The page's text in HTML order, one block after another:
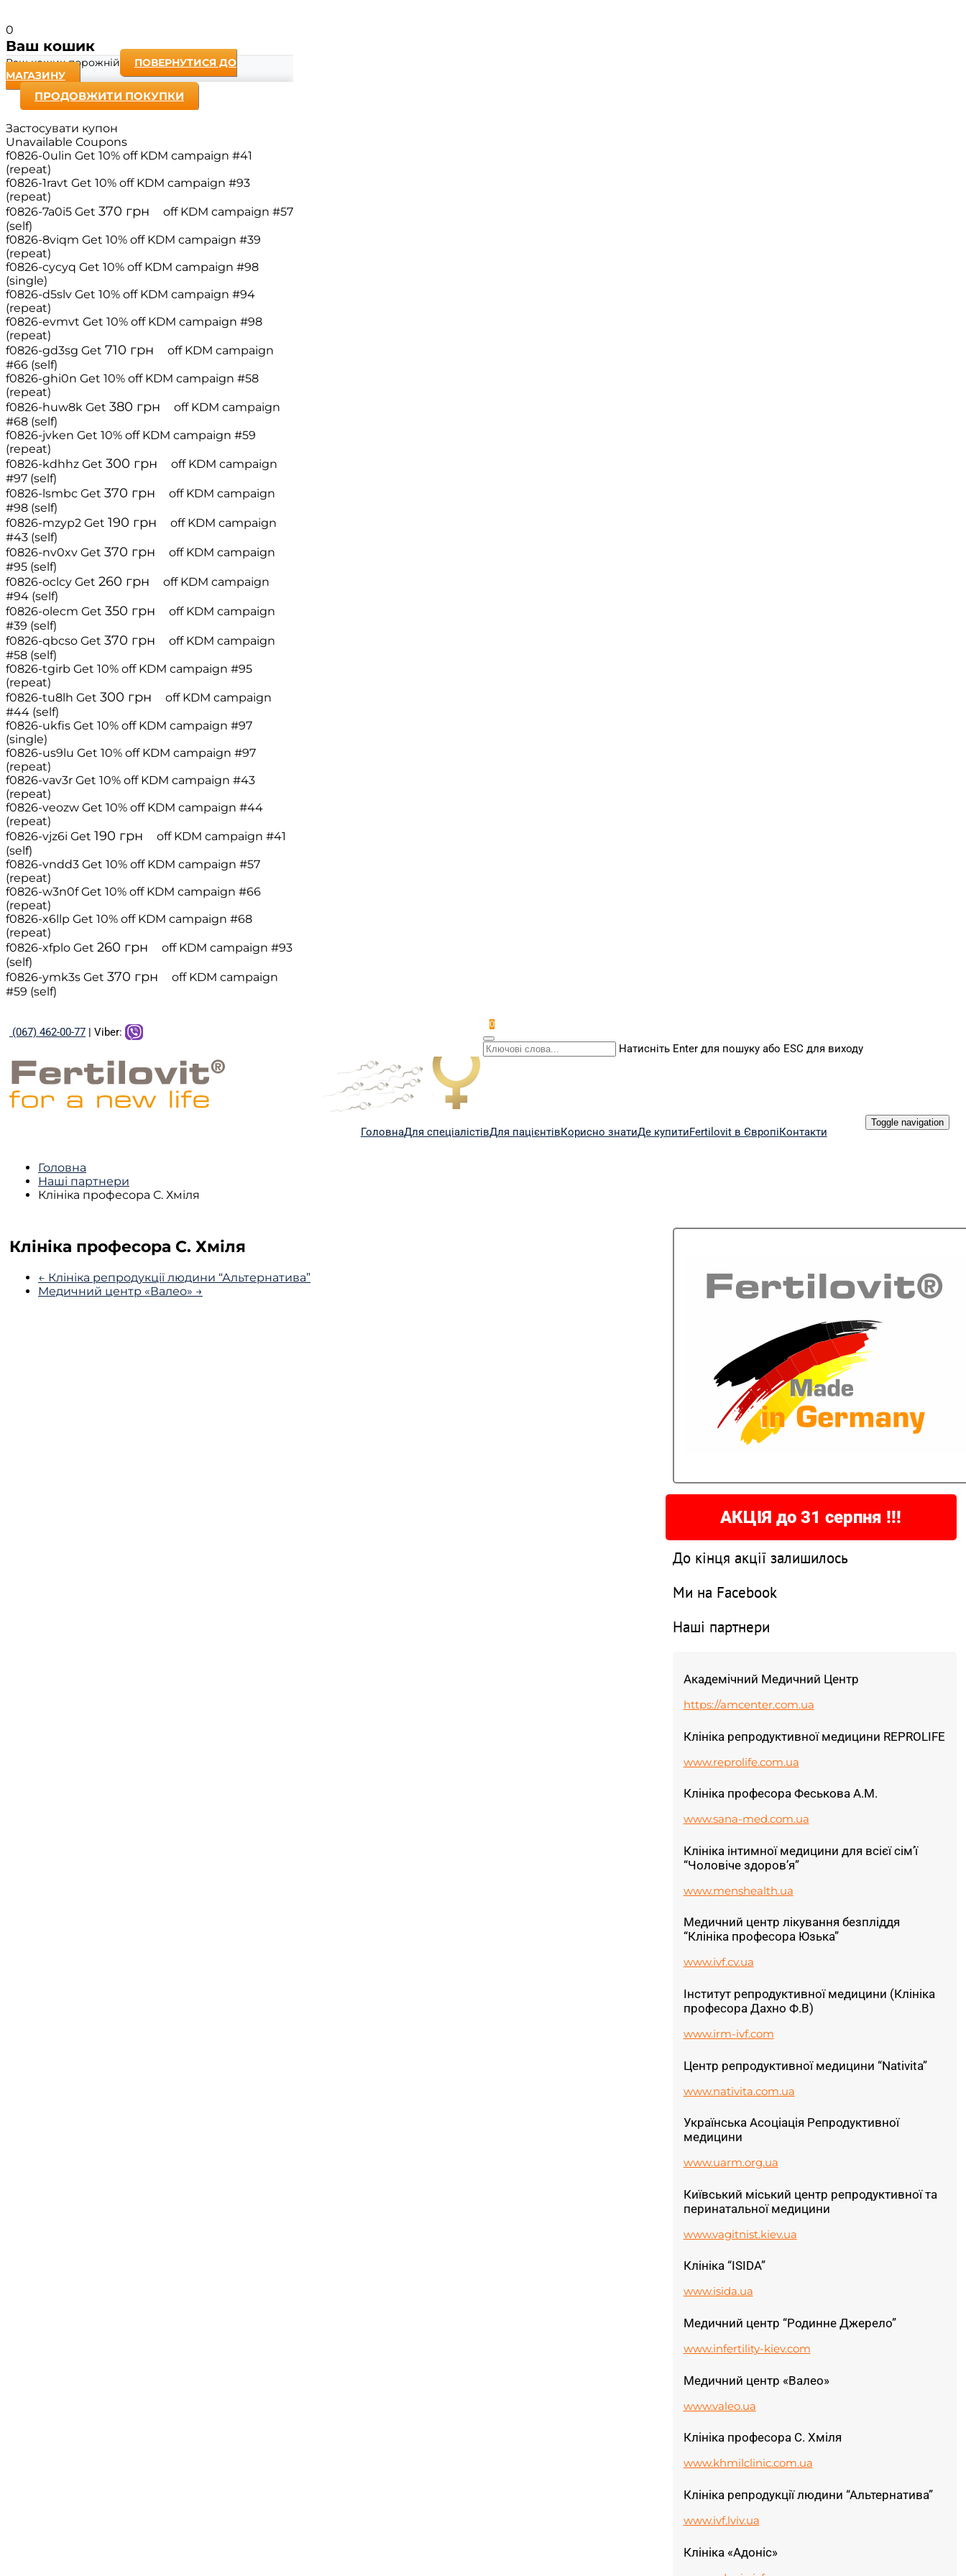
0
Ваш кошик
Ваш кошик порожній
ПОВЕРНУТИСЯ ДО
МАГАЗИНУ
ПРОДОВЖИТИ ПОКУПКИ
Застосувати купон
Unavailable Coupons
f0826-0ulin Get 10% off KDM campaign #41
(repeat)
f0826-1ravt Get 10% off KDM campaign #93
(repeat)
f0826-7a0i5 Get 370 грн off KDM campaign #57
(self)
f0826-8viqm Get 10% off KDM campaign #39
(repeat)
f0826-cycyq Get 10% off KDM campaign #98
(single)
f0826-d5slv Get 10% off KDM campaign #94
(repeat)
f0826-evmvt Get 10% off KDM campaign #98
(repeat)
f0826-gd3sg Get 710 грн off KDM campaign
#66 (self)
f0826-ghi0n Get 10% off KDM campaign #58
(repeat)
f0826-huw8k Get 380 грн off KDM campaign
#68 (self)
f0826-jvken Get 10% off KDM campaign #59
(repeat)
f0826-kdhhz Get 300 грн off KDM campaign
#97 (self)
f0826-lsmbc Get 370 грн off KDM campaign
#98 (self)
f0826-mzyp2 Get 190 грн off KDM campaign
#43 (self)
f0826-nv0xv Get 370 грн off KDM campaign
#95 (self)
f0826-oclcy Get 260 грн off KDM campaign
#94 (self)
f0826-olecm Get 350 грн off KDM campaign
#39 (self)
f0826-qbcso Get 370 грн off KDM campaign
#58 (self)
f0826-tgirb Get 10% off KDM campaign #95
(repeat)
f0826-tu8lh Get 300 грн off KDM campaign
#44 (self)
f0826-ukfis Get 10% off KDM campaign #97
(single)
f0826-us9lu Get 10% off KDM campaign #97
(repeat)
f0826-vav3r Get 10% off KDM campaign #43
(repeat)
f0826-veozw Get 10% off KDM campaign #44
(repeat)
f0826-vjz6i Get 190 грн off KDM campaign #41
(self)
f0826-vndd3 Get 10% off KDM campaign #57
(repeat)
f0826-w3n0f Get 10% off KDM campaign #66
(repeat)
f0826-x6llp Get 10% off KDM campaign #68
(repeat)
f0826-xfplo Get 260 грн off KDM campaign #93
(self)
f0826-ymk3s Get 370 грн off KDM campaign
#59 (self)
(067) 462-00-77 | Viber:
0
Натисніть Enter для пошуку або ESC для виходу
Toggle navigation
ГоловнаДля спеціалістівДля пацієнтівКорисно знатиДе купитиFertilovit в ЄвропіКонтакти
Головна
Наші партнери
Клініка професора С. Хміля
Клініка професора С. Хміля
← Клініка репродукції людини “Альтернатива”
Медичний центр «Валео» →
АКЦІЯ до 31 серпня !!!
До кінця акції залишилось
Ми на Facebook
Наші партнери
Академічний Медичний Центр
https://amcenter.com.ua
Клініка репродуктивної медицини REPROLIFE
www.reprolife.com.ua
Клініка професора Феськова А.М.
www.sana-med.com.ua
Клініка інтимної медицини для всієї сім’ї
“Чоловіче здоров’я”
www.menshealth.ua
Медичний центр лікування безпліддя
“Клініка професора Юзька”
www.ivf.cv.ua
Інститут репродуктивної медицини (Клініка
професора Дахно Ф.В)
www.irm-ivf.com
Центр репродуктивної медицини “Nativita”
www.nativita.com.ua
Українська Асоціація Репродуктивної
медицини
www.uarm.org.ua
Київський міський центр репродуктивної та
перинатальної медицини
www.vagitnist.kiev.ua
Клініка “ISIDA”
www.isida.ua
Медичний центр “Родинне Джерело”
www.infertility-kiev.com
Медичний центр «Валео»
www.valeo.ua
Клініка професора С. Хміля
www.khmilclinic.com.ua
Клініка репродукції людини “Альтернатива”
www.ivf.lviv.ua
Клініка «Адоніс»